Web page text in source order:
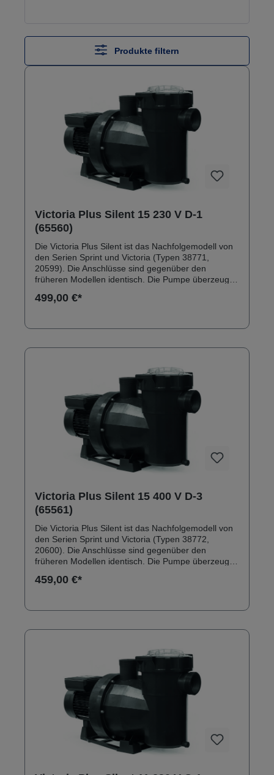
Produkte filtern
Victoria Plus Silent 15 230 V D-1
(65560)
Die Victoria Plus Silent ist das Nachfolgemodell von
den Serien Sprint und Victoria (Typen 38771,
20599). Die Anschlüsse sind gegenüber den
früheren Modellen identisch. Die Pumpe überzeugt
glasfaserverstärktem Polypropylen. Anschlüsse:
499,00 €*
Victoria Plus Silent 15 400 V D-3
(65561)
Die Victoria Plus Silent ist das Nachfolgemodell von
den Serien Sprint und Victoria (Typen 38772,
20600). Die Anschlüsse sind gegenüber den
früheren Modellen identisch. Die Pumpe überzeugt
glasfaserverstärktem Polypropylen. Anschlüsse:
459,00 €*